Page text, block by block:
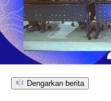
Dengarkan berita